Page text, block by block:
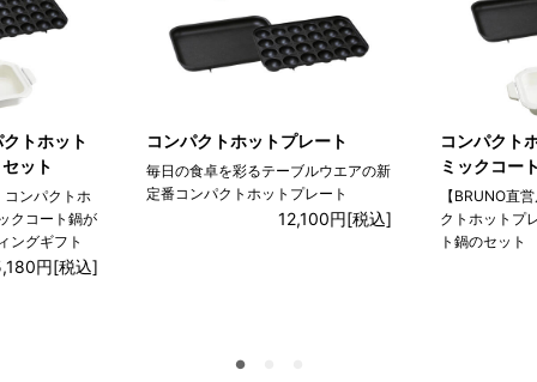
トホット
ット
コンパクトホ
クコート鍋が
ングギフト
円[税込]
コンパクトホットプレート
毎日の食卓を彩るテーブルウエアの新
定番コンパクトホットプレート
12,100円[税込]
コンパクト
ミックコー
【BRUNO直
クトホットプ
ト鍋のセット
●